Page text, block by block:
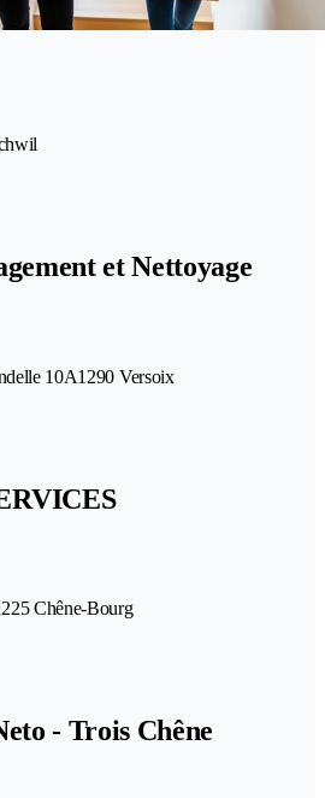
et Nettoyage
10A1290 Versoix
Chêne-Bourg
- Trois Chêne